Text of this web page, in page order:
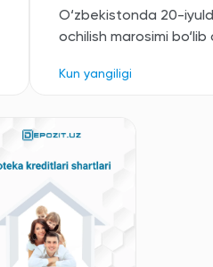
O‘zbekistonda 20-
ochilish marosimi bo‘lib
Kun yangiligi